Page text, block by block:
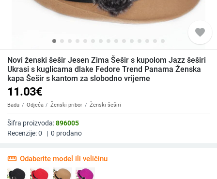
favorite
Novi ženski šešir Jesen Zima Šešir s kupolom Jazz šeširi
Ukrasi s kuglicama dlake Fedore Trend Panama Ženska
kapa Šešir s kantom za slobodno vrijeme
11.03€
Badu Odjeća Ženski pribor Ženski šeširi
Šifra proizvoda:896005
Recenzije:0 | 0 prodano
straighten Odaberite model ili veličinu